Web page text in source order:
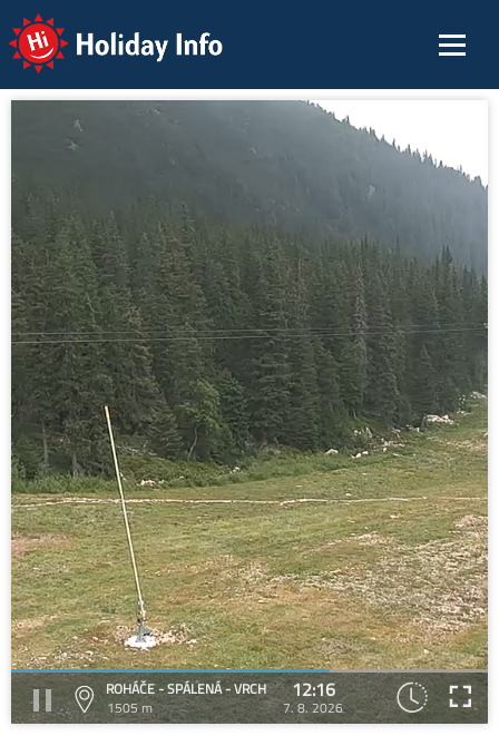
Holiday Info
ROHÁČE - SPÁLENÁ - VRCH
1505 m
12:16
7. 8. 2026